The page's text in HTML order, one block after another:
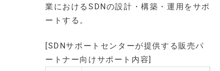
業におけるSDNの設計・構築・運用をサポ
ートする。
[SDNサポートセンターが提供する販売パ
ートナー向けサポート内容]